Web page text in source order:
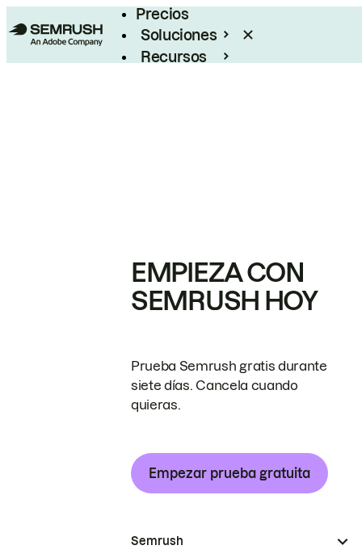
Precios
Soluciones
Recursos
EMPIEZA CON
SEMRUSH HOY
Prueba Semrush gratis durante
siete días. Cancela cuando
quieras.
Empezar prueba gratuita
Semrush